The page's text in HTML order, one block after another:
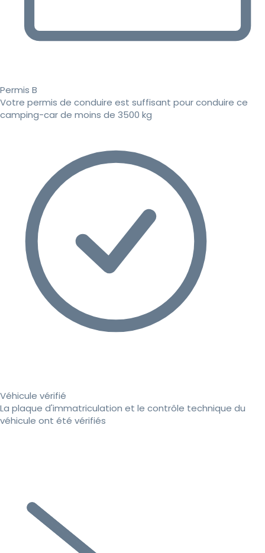
Permis B
Votre permis de conduire est suffisant pour conduire ce
camping-car de moins de 3500 kg
Véhicule vérifié
La plaque d'immatriculation et le contrôle technique du
véhicule ont été vérifiés